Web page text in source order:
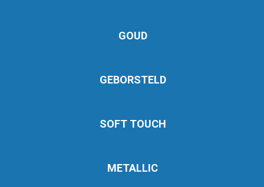
GOUD
GEBORSTELD
SOFT TOUCH
METALLIC